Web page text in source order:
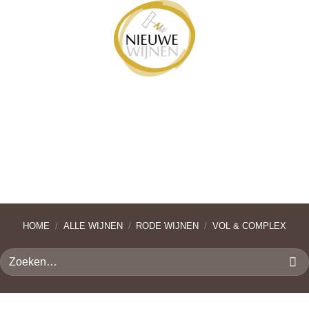
HOME / ALLE WIJNEN / RODE WIJNEN / VOL & COMPLEX
Zoeken
naar: